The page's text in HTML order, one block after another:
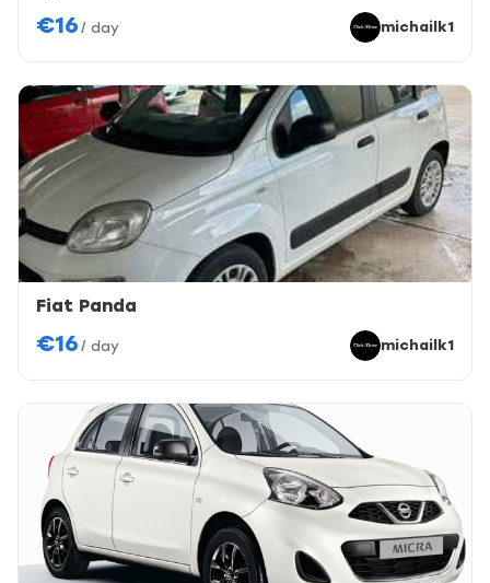
€16 / day michailk1
Fiat Panda
€16 / day michailk1